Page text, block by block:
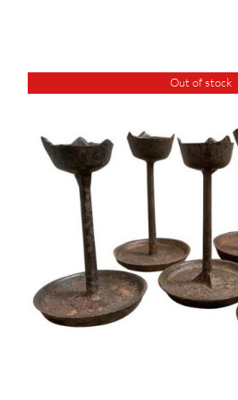
Out of stock